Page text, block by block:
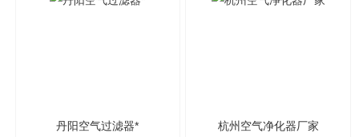
丹阳空气过滤器* 杭州空气净化器厂家